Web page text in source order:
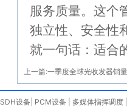
服务质量。这个
独立性、安全性
就一句话：适合
上一篇:一季度全球光收发器销
SDH设备 PCM设备 多媒体指挥调度